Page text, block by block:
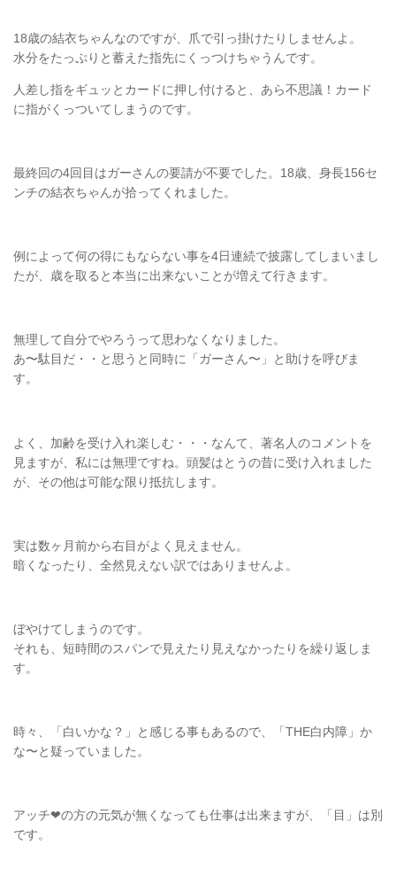
18歳の結衣ちゃんなのですが、爪で引っ掛けたりしませんよ。
水分をたっぷりと蓄えた指先にくっつけちゃうんです。
人差し指をギュッとカードに押し付けると、あら不思議！カード
に指がくっついてしまうのです。
最終回の4回目はガーさんの要請が不要でした。18歳、身長156セ
ンチの結衣ちゃんが拾ってくれました。
例によって何の得にもならない事を4日連続で披露してしまいまし
たが、歳を取ると本当に出来ないことが増えて行きます。
無理して自分でやろうって思わなくなりました。
あ〜駄目だ・・と思うと同時に「ガーさん〜」と助けを呼びま
す。
よく、加齢を受け入れ楽しむ・・・なんて、著名人のコメントを
見ますが、私には無理ですね。頭髪はとうの昔に受け入れました
が、その他は可能な限り抵抗します。
実は数ヶ月前から右目がよく見えません。
暗くなったり、全然見えない訳ではありませんよ。
ぼやけてしまうのです。
それも、短時間のスパンで見えたり見えなかったりを繰り返しま
す。
時々、「白いかな？」と感じる事もあるので、「THE白内障」か
な〜と疑っていました。
アッチ❤の方の元気が無くなっても仕事は出来ますが、「目」は別
です。